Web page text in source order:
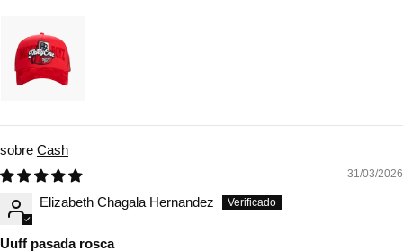
Cash
31/03/2026
Elizabeth Chagala Hernandez
Uuff pasada rosca